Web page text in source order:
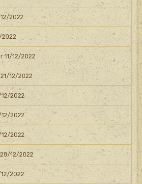
2022
2022
11/12/2022
12/2022
2022
2022
2022
12/2022
2022